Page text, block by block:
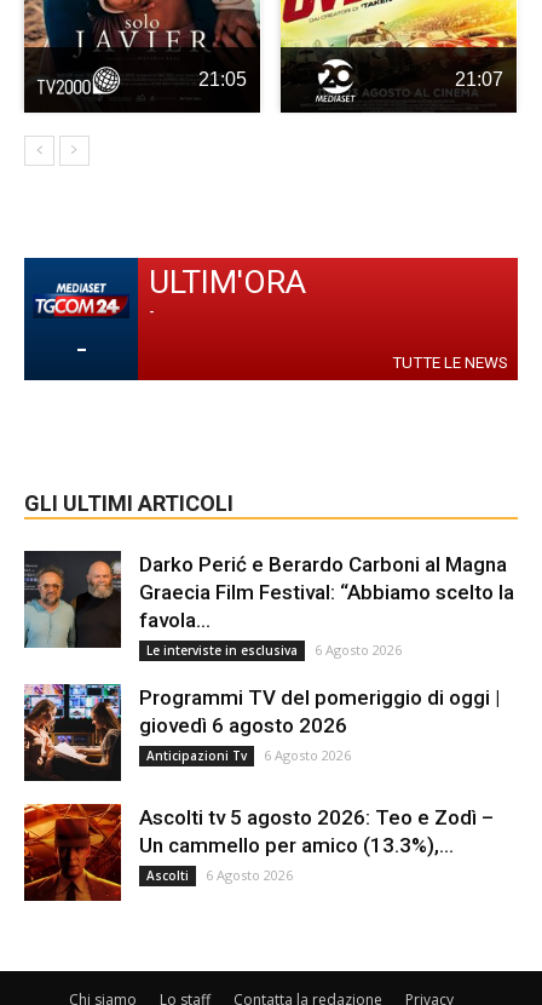
21:05 21:07
-
ULTIM'ORA
-
TUTTE LE NEWS
GLI ULTIMI ARTICOLI
Darko Perić e Berardo Carboni al Magna
Graecia Film Festival: “Abbiamo scelto la
favola...
Le interviste in esclusiva 6 Agosto 2026
Programmi TV del pomeriggio di oggi |
giovedì 6 agosto 2026
Anticipazioni Tv 6 Agosto 2026
Ascolti tv 5 agosto 2026: Teo e Zodì –
Un cammello per amico (13.3%),...
Ascolti 6 Agosto 2026
Chi siamo Lo staff Contatta la redazione Privacy